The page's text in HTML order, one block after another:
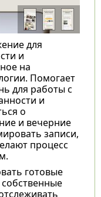
для
и
на
Помогает
для работы с
и
о
и вечерние
записи,
процесс
готовые
собственные